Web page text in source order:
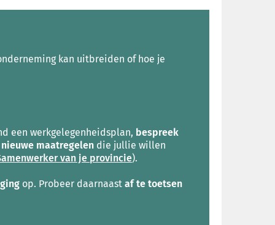
kan uitbreiden of hoe je
een werkgelegenheidsplan, bespreek
nieuwe maatregelen die jullie willen
van je provincie).
op. Probeer daarnaast af te toetsen